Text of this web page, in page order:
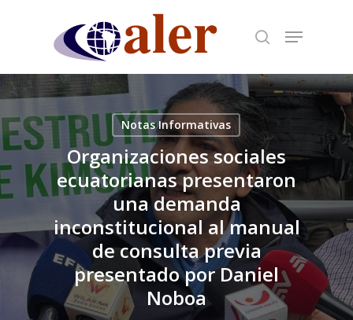
content
Notas Informativas
Organizaciones sociales
ecuatorianas presentaron
una demanda
inconstitucional al manual
de consulta previa
presentado por Daniel
Noboa